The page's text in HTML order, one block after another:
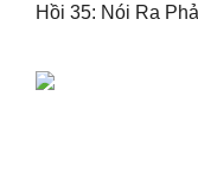
Hồi 35: Nói Ra